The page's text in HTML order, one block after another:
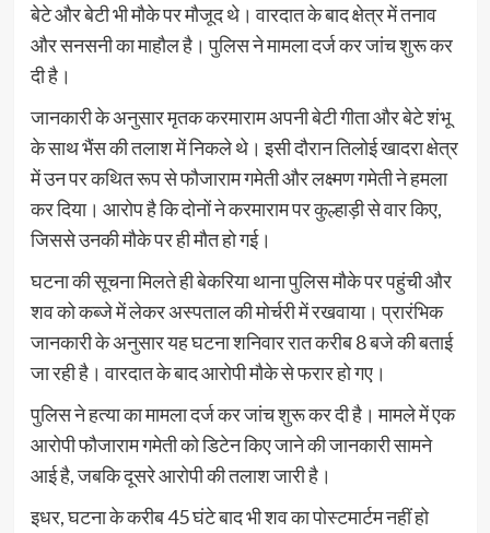
बेटे और बेटी भी मौके पर मौजूद थे। वारदात के बाद क्षेत्र में तनाव
और सनसनी का माहौल है। पुलिस ने मामला दर्ज कर जांच शुरू कर
दी है।
जानकारी के अनुसार मृतक करमाराम अपनी बेटी गीता और बेटे शंभू
के साथ भैंस की तलाश में निकले थे। इसी दौरान तिलोई खादरा क्षेत्र
में उन पर कथित रूप से फौजाराम गमेती और लक्ष्मण गमेती ने हमला
कर दिया। आरोप है कि दोनों ने करमाराम पर कुल्हाड़ी से वार किए,
जिससे उनकी मौके पर ही मौत हो गई।
घटना की सूचना मिलते ही बेकरिया थाना पुलिस मौके पर पहुंची और
शव को कब्जे में लेकर अस्पताल की मोर्चरी में रखवाया। प्रारंभिक
जानकारी के अनुसार यह घटना शनिवार रात करीब 8 बजे की बताई
जा रही है। वारदात के बाद आरोपी मौके से फरार हो गए।
पुलिस ने हत्या का मामला दर्ज कर जांच शुरू कर दी है। मामले में एक
आरोपी फौजाराम गमेती को डिटेन किए जाने की जानकारी सामने
आई है, जबकि दूसरे आरोपी की तलाश जारी है।
इधर, घटना के करीब 45 घंटे बाद भी शव का पोस्टमार्टम नहीं हो